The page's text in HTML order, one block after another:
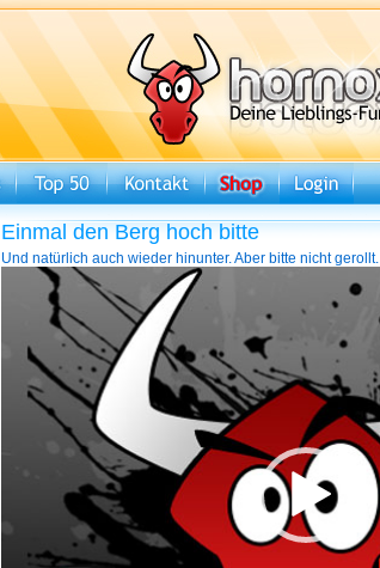
Einmal den Berg hoch bitte
Und natürlich auch wieder hinunter. Aber bitte nicht gerollt.
Video-